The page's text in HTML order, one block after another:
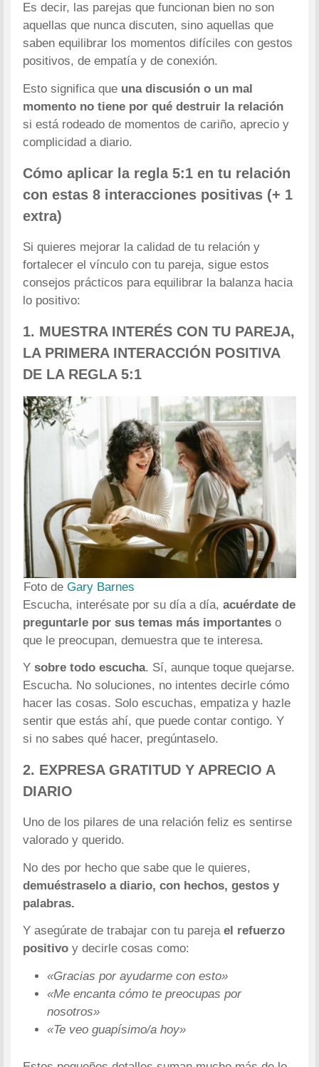
Es decir, las parejas que funcionan bien no son
aquellas que nunca discuten, sino aquellas que
saben equilibrar los momentos difíciles con gestos
positivos, de empatía y de conexión.
Esto significa que una discusión o un mal
momento no tiene por qué destruir la relación
si está rodeado de momentos de cariño, aprecio y
complicidad a diario.
Cómo aplicar la regla 5:1 en tu relación
con estas 8 interacciones positivas (+ 1
extra)
Si quieres mejorar la calidad de tu relación y
fortalecer el vínculo con tu pareja, sigue estos
consejos prácticos para equilibrar la balanza hacia
lo positivo:
1. MUESTRA INTERÉS CON TU PAREJA,
LA PRIMERA INTERACCIÓN POSITIVA
DE LA REGLA 5:1
Foto de Gary Barnes
Escucha, interésate por su día a día,acuérdate de
preguntarle por sus temas más importanteso
que le preocupan, demuestra que te interesa.
Ysobre todo escucha. Sí, aunque toque quejarse.
Escucha. No soluciones, no intentes decirle cómo
hacer las cosas. Solo escuchas, empatiza y hazle
sentir que estás ahí, que puede contar contigo. Y
si no sabes qué hacer, pregúntaselo.
2. EXPRESA GRATITUD Y APRECIO A
DIARIO
Uno de los pilares de una relación feliz es sentirse
valorado y querido.
No des por hecho que sabe que le quieres,
demuéstraselo a diario, con hechos, gestos y
palabras.
Y asegúrate de trabajar con tu parejael refuerzo
positivo y decirle cosas como:
«Gracias por ayudarme con esto»
«Me encanta cómo te preocupas por
nosotros»
«Te veo guapísimo/a hoy»